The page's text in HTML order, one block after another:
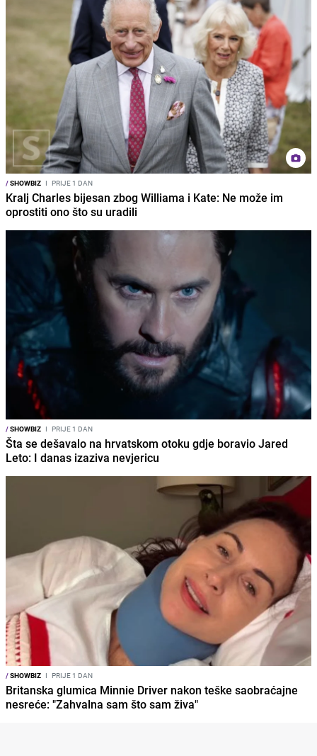
/SHOWBIZ I PRIJE 1 DAN
Kralj Charles bijesan zbog Williama i Kate: Ne može im
oprostiti ono što su uradili
/SHOWBIZ I PRIJE 1 DAN
Šta se dešavalo na hrvatskom otoku gdje boravio Jared
Leto: I danas izaziva nevjericu
/SHOWBIZ I PRIJE 1 DAN
Britanska glumica Minnie Driver nakon teške saobraćajne
nesreće: "Zahvalna sam što sam živa"